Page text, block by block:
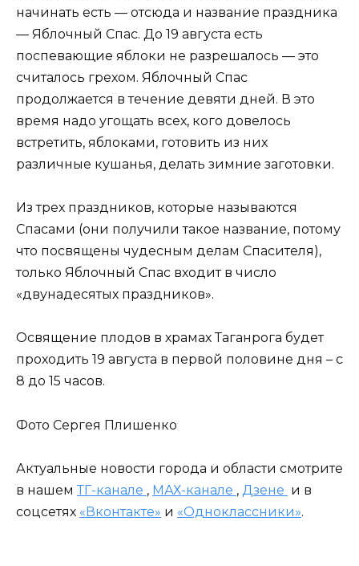
начинать есть — отсюда и название праздника
— Яблочный Спас. До 19 августа есть
поспевающие яблоки не разрешалось — это
считалось грехом. Яблочный Спас
продолжается в течение девяти дней. В это
время надо угощать всех, кого довелось
встретить, яблоками, готовить из них
различные кушанья, делать зимние заготовки.
Из трех праздников, которые называются
Спасами (они получили такое название, потому
что посвящены чудесным делам Спасителя),
только Яблочный Спас входит в число
«двунадесятых праздников».
Освящение плодов в храмах Таганрога будет
проходить 19 августа в первой половине дня – с
8 до 15 часов.
Фото Сергея Плишенко
Актуальные новости города и области смотрите
в нашем ТГ-канале , МАХ-канале , Дзене и в
соцсетях «Вконтакте» и «Одноклассники».